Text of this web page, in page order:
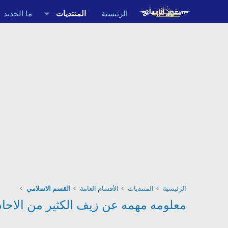
الرئيسية المنتديات ما الجديد
الرئيسية المنتديات الأقسام العامة القسم الاسلامي
معلومه مهمه عن زيف الكثير من